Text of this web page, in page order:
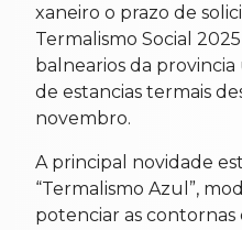
xaneiro o prazo de
Termalismo Social 2025
balnearios da
de estancias termais
novembro.
A principal novidade
“Termalismo Azul”,
potenciar as contornas